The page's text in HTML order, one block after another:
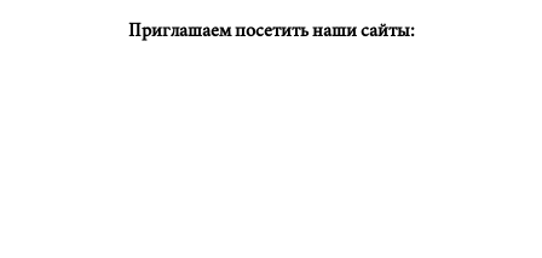
Приглашаем посетить наши сайты: